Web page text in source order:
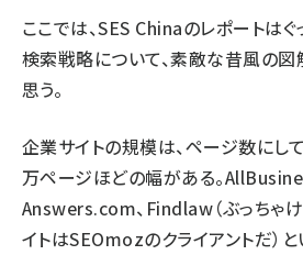
ここでは、SES Chinaのレポートはぐ
検索戦略について、素敵な昔風の図
思う。
企業サイトの規模は、ページ数にし
万ページほどの幅がある。
Answers.com、Findlaw（ぶっちゃ
イトはSEOmozのクライアントだ）と